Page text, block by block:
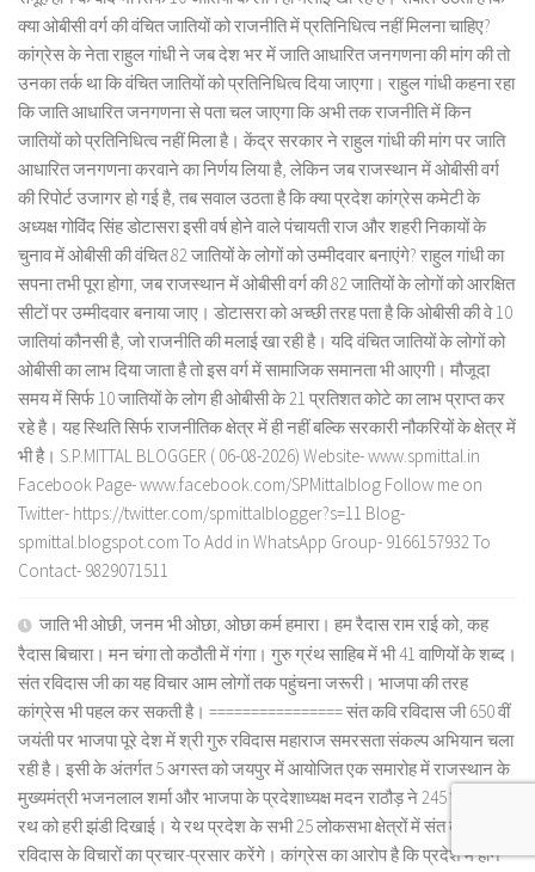
क्या ओबीसी वर्ग की वंचित जातियों को राजनीति में प्रतिनिधित्व नहीं मिलना चाहिए?
कांग्रेस के नेता राहुल गांधी ने जब देश भर में जाति आधारित जनगणना की मांग की तो
उनका तर्क था कि वंचित जातियों को प्रतिनिधित्व दिया जाएगा। राहुल गांधी कहना रहा
कि जाति आधारित जनगणना से पता चल जाएगा कि अभी तक राजनीति में किन
जातियों को प्रतिनिधित्व नहीं मिला है। केंद्र सरकार ने राहुल गांधी की मांग पर जाति
आधारित जनगणना करवाने का निर्णय लिया है, लेकिन जब राजस्थान में ओबीसी वर्ग
की रिपोर्ट उजागर हो गई है, तब सवाल उठता है कि क्या प्रदेश कांग्रेस कमेटी के
अध्यक्ष गोविंद सिंह डोटासरा इसी वर्ष होने वाले पंचायती राज और शहरी निकायों के
चुनाव में ओबीसी की वंचित 82 जातियों के लोगों को उम्मीदवार बनाएंगे? राहुल गांधी का
सपना तभी पूरा होगा, जब राजस्थान में ओबीसी वर्ग की 82 जातियों के लोगों को आरक्षित
सीटों पर उम्मीदवार बनाया जाए। डोटासरा को अच्छी तरह पता है कि ओबीसी की वे 10
जातियां कौनसी है, जो राजनीति की मलाई खा रही है। यदि वंचित जातियों के लोगों को
ओबीसी का लाभ दिया जाता है तो इस वर्ग में सामाजिक समानता भी आएगी। मौजूदा
समय में सिर्फ 10 जातियों के लोग ही ओबीसी के 21 प्रतिशत कोटे का लाभ प्राप्त कर
रहे है। यह स्थिति सिर्फ राजनीतिक क्षेत्र में ही नहीं बल्कि सरकारी नौकरियों के क्षेत्र में
भी है। S.P.MITTAL BLOGGER ( 06-08-2026) Website- www.spmittal.in
Facebook Page- www.facebook.com/SPMittalblog Follow me on
Twitter- https://twitter.com/spmittalblogger?s=11 Blog-
spmittal.blogspot.com To Add in WhatsApp Group- 9166157932 To
Contact- 9829071511
जाति भी ओछी, जनम भी ओछा, ओछा कर्म हमारा। हम रैदास राम राई को, कह
रैदास बिचारा। मन चंगा तो कठौती में गंगा। गुरु ग्रंथ साहिब में भी 41 वाणियों के शब्द।
संत रविदास जी का यह विचार आम लोगों तक पहुंचना जरूरी। भाजपा की तरह
कांग्रेस भी पहल कर सकती है। ================ संत कवि रविदास जी 650 वीं
जयंती पर भाजपा पूरे देश में श्री गुरु रविदास महाराज समरसता संकल्प अभियान चला
रही है। इसी के अंतर्गत 5 अगस्त को जयपुर में आयोजित एक समारोह में राजस्थान के
मुख्यमंत्री भजनलाल शर्मा और भाजपा के प्रदेशाध्यक्ष मदन राठौड़ ने 245 रज कलश
रथ को हरी झंडी दिखाई। ये रथ प्रदेश के सभी 25 लोकसभा क्षेत्रों में संत कवि
रविदास के विचारों का प्रचार-प्रसार करेंगे। कांग्रेस का आरोप है कि प्रदेश में होने